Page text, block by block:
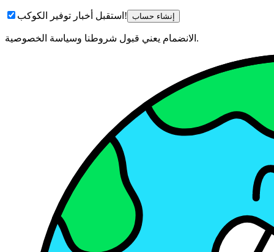
استقبل أخبار توفير الكوكب! إنشاء حساب
الانضمام يعني قبول شروطنا وسياسة الخصوصية.